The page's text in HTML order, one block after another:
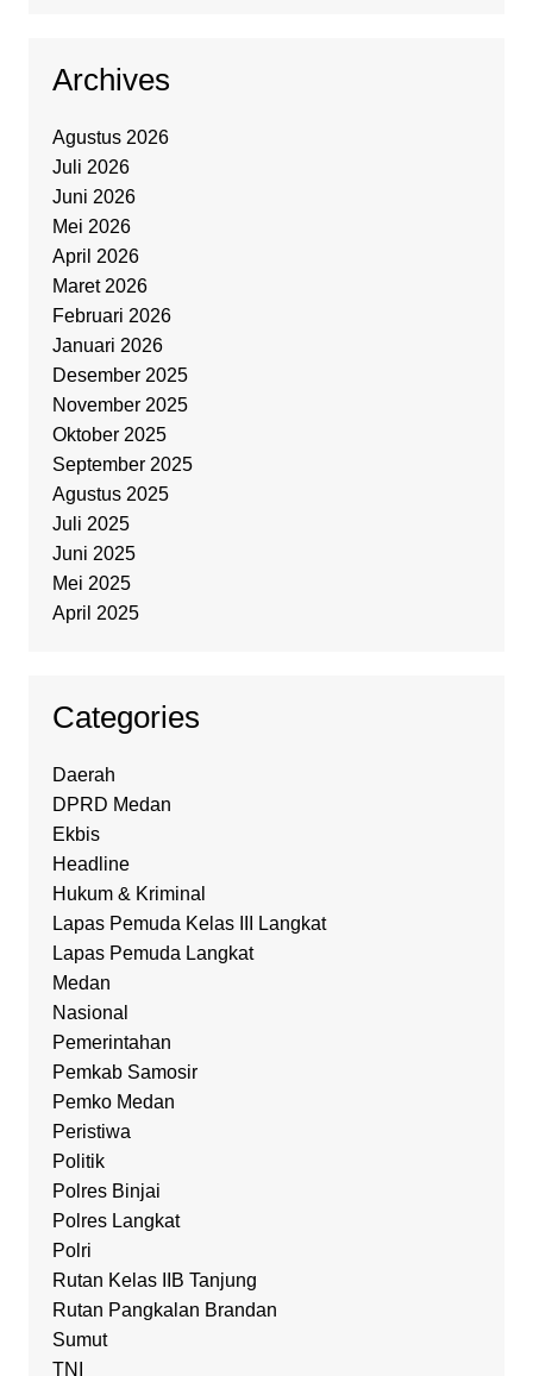
Archives
Agustus 2026
Juli 2026
Juni 2026
Mei 2026
April 2026
Maret 2026
Februari 2026
Januari 2026
Desember 2025
November 2025
Oktober 2025
September 2025
Agustus 2025
Juli 2025
Juni 2025
Mei 2025
April 2025
Categories
Daerah
DPRD Medan
Ekbis
Headline
Hukum & Kriminal
Lapas Pemuda Kelas III Langkat
Lapas Pemuda Langkat
Medan
Nasional
Pemerintahan
Pemkab Samosir
Pemko Medan
Peristiwa
Politik
Polres Binjai
Polres Langkat
Polri
Rutan Kelas IIB Tanjung
Rutan Pangkalan Brandan
Sumut
TNI